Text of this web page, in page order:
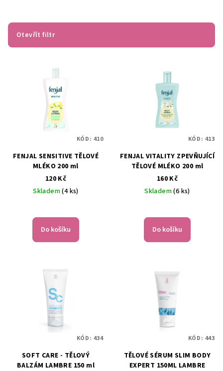
r
Otevřít filtr
FENJAL SENSITIVE TĚLOVÉ
MLÉKO 200 ml
120 Kč
Skladem(4 ks)
Do košíku
KÓD: 410
FENJAL VITALITY ZPEVŇUJÍCÍ
TĚLOVÉ MLÉKO 200 ml
160 Kč
Skladem(6 ks)
Do košíku
KÓD: 413
SOFT CARE - TĚLOVÝ
BALZÁM LAMBRE 150 ml
KÓD: 434
TĚLOVÉ SÉRUM SLIM BODY
EXPERT 150ML LAMBRE
KÓD: 443